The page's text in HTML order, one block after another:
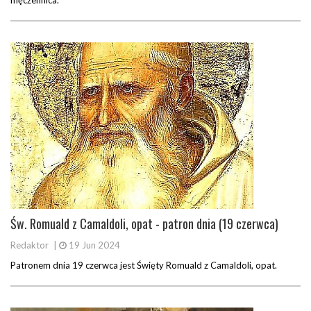
Św. Romuald z Camaldoli, opat - patron dnia (19 czerwca)
Redaktor
19 Jun 2024
Patronem dnia 19 czerwca jest Święty Romuald z Camaldoli, opat.